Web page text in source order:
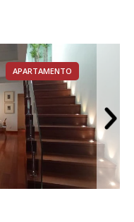
APARTAMENTO